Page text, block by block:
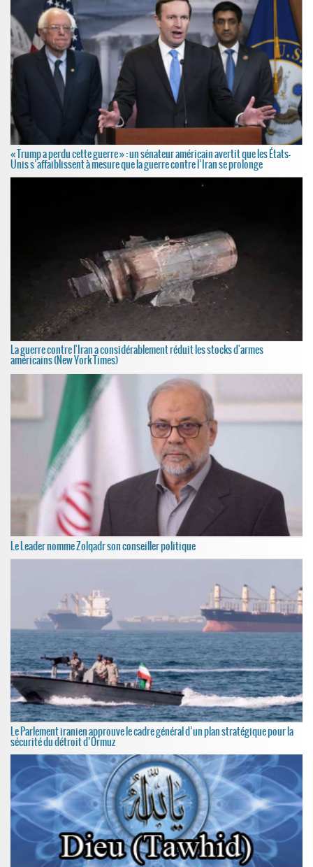
« Trump a perdu cette guerre » : un sénateur américain avertit que les États-
Unis s’affaiblissent à mesure que la guerre contre l’Iran se prolonge
La guerre contre l'Iran a considérablement réduit les stocks d'armes
américains (New York Times)
Le Leader nomme Zolqadr son conseiller politique
Le Parlement iranien approuve le cadre général d’un plan stratégique pour la
sécurité du détroit d’Ormuz